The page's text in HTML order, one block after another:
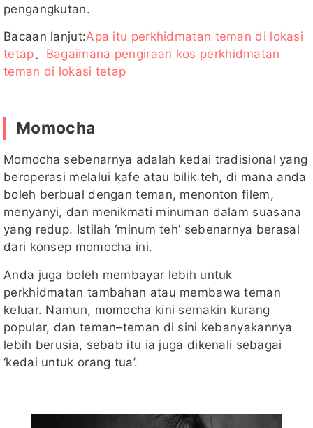
pengangkutan.
Bacaan lanjut:Apa itu perkhidmatan teman di lokasi
tetap、 Bagaimana pengiraan kos perkhidmatan
teman di lokasi tetap
Momocha
Momocha sebenarnya adalah kedai tradisional yang
beroperasi melalui kafe atau bilik teh, di mana anda
boleh berbual dengan teman, menonton filem,
menyanyi, dan menikmati minuman dalam suasana
yang redup. Istilah ‘minum teh’ sebenarnya berasal
dari konsep momocha ini.
Anda juga boleh membayar lebih untuk
perkhidmatan tambahan atau membawa teman
keluar. Namun, momocha kini semakin kurang
popular, dan teman–teman di sini kebanyakannya
lebih berusia, sebab itu ia juga dikenali sebagai
‘kedai untuk orang tua’.